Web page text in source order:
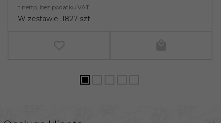
* netto, bez podatku VAT
W zestawie: 1827 szt.